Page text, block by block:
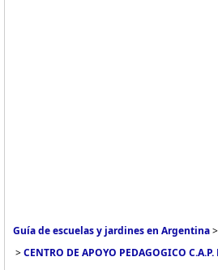
Guía de escuelas y jardines en Argentina>
>CENTRO DE APOYO PEDAGOGICO C.A.P.